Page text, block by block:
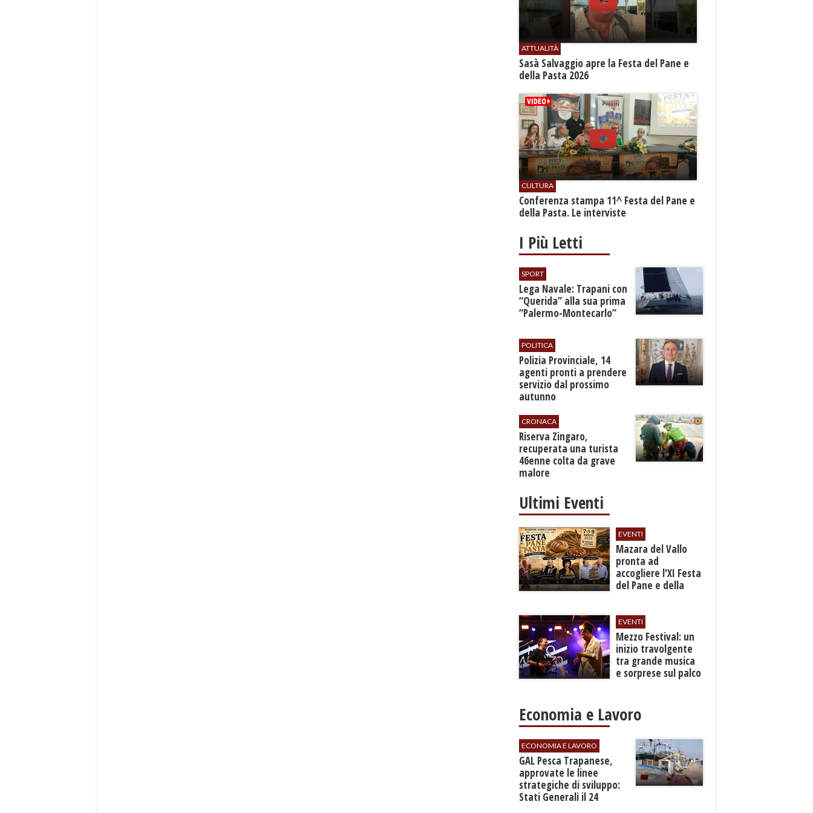
ATTUALITÀ
Sasà Salvaggio apre la Festa del Pane e
della Pasta 2026
CULTURA
Conferenza stampa 11^ Festa del Pane e
della Pasta. Le interviste
I Più Letti
SPORT
​Lega Navale: Trapani con
“Querida” alla sua prima
“Palermo-Montecarlo”
POLITICA
​Polizia Provinciale, 14
agenti pronti a prendere
servizio dal prossimo
autunno
CRONACA
​Riserva Zingaro,
recuperata una turista
46enne colta da grave
malore
Ultimi Eventi
EVENTI
Mazara del Vallo
pronta ad
accogliere l'XI Festa
del Pane e della
EVENTI
Mezzo Festival: un
inizio travolgente
tra grande musica
e sorprese sul palco
Economia e Lavoro
ECONOMIA E LAVORO
GAL Pesca Trapanese,
approvate le linee
strategiche di sviluppo:
Stati Generali il 24